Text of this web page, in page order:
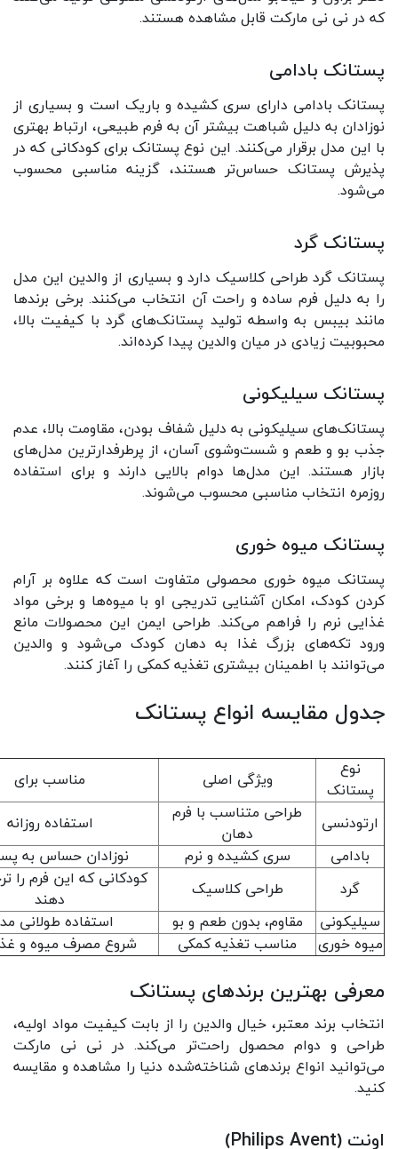
که در نی نی مارکت قابل مشاهده هستند.
پستانک بادامی
پستانک بادامی دارای سری کشیده و باریک است و بسیاری از
نوزادان به دلیل شباهت بیشتر آن به فرم طبیعی، ارتباط بهتری
با این مدل برقرار می‌کنند. این نوع پستانک برای کودکانی که در
پذیرش پستانک حساس‌تر هستند، گزینه مناسبی محسوب
می‌شود.
پستانک گرد
پستانک گرد طراحی کلاسیک دارد و بسیاری از والدین این مدل
را به دلیل فرم ساده و راحت آن انتخاب می‌کنند. برخی برندها
مانند بیبس به واسطه تولید پستانک‌های گرد با کیفیت بالا،
محبوبیت زیادی در میان والدین پیدا کرده‌اند.
پستانک سیلیکونی
پستانک‌های سیلیکونی به دلیل شفاف بودن، مقاومت بالا، عدم
جذب بو و طعم و شست‌وشوی آسان، از پرطرفدارترین مدل‌های
بازار هستند. این مدل‌ها دوام بالایی دارند و برای استفاده
روزمره انتخاب مناسبی محسوب می‌شوند.
پستانک میوه خوری
پستانک میوه خوری محصولی متفاوت است که علاوه بر آرام
کردن کودک، امکان آشنایی تدریجی او با میوه‌ها و برخی مواد
غذایی نرم را فراهم می‌کند. طراحی ایمن این محصولات مانع
ورود تکه‌های بزرگ غذا به دهان کودک می‌شود و والدین
می‌توانند با اطمینان بیشتری تغذیه کمکی را آغاز کنند.
جدول مقایسه انواع پستانک
نوع
پستانک
ویژگی اصلی مناسب برای
ارتودنسی
طراحی متناسب با فرم
دهان
استفاده روزانه
بادامی
سری کشیده و نرم
نوزادان حساس به
گرد
طراحی کلاسیک
کودکانی که این فرم را
دهند
سیلیکونی
مقاوم، بدون طعم و بو
استفاده طولانی
میوه خوری
مناسب تغذیه کمکی شروع مصرف میوه و
معرفی بهترین برندهای پستانک
انتخاب برند معتبر، خیال والدین را از بابت کیفیت مواد اولیه،
طراحی و دوام محصول راحت‌تر می‌کند. در نی نی مارکت
می‌توانید انواع برندهای شناخته‌شده دنیا را مشاهده و مقایسه
کنید.
اونت (Philips Avent)